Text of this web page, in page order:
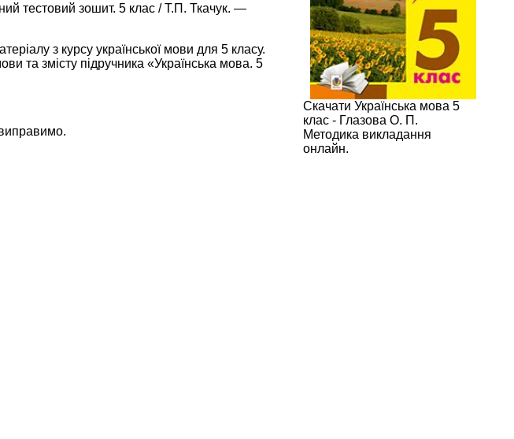
Скачати Українська мова 5
клас - Глазова О. П.
Методика викладання
онлайн.
тестовий зошит. 5 клас / Т.П. Ткачук. —
з курсу української мови для 5 класу.
та змісту підручника «Українська мова. 5